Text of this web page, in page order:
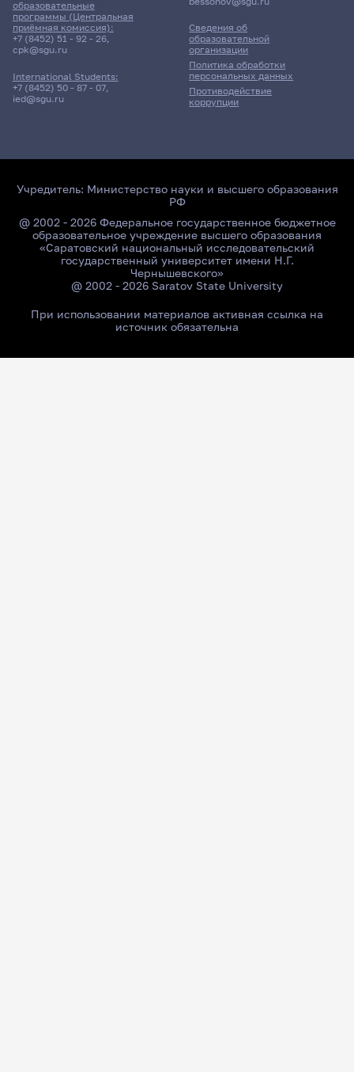
образовательные
программы (Центральная
приёмная комиссия):
+7 (8452) 51 - 92 - 26,
cpk@sgu.ru
International Students:
+7 (8452) 50 - 87 - 07,
ied@sgu.ru
Сведения об
образовательной
организации
Политика обработки
персональных данных
Противодействие
коррупции
Учредитель: Министерство науки и высшего образования
РФ
@ 2002 - 2026 Федеральное государственное бюджетное
образовательное учреждение высшего образования
«Саратовский национальный исследовательский
государственный университет имени Н.Г.
Чернышевского»
@ 2002 - 2026 Saratov State University
При использовании материалов активная ссылка на
источник обязательна